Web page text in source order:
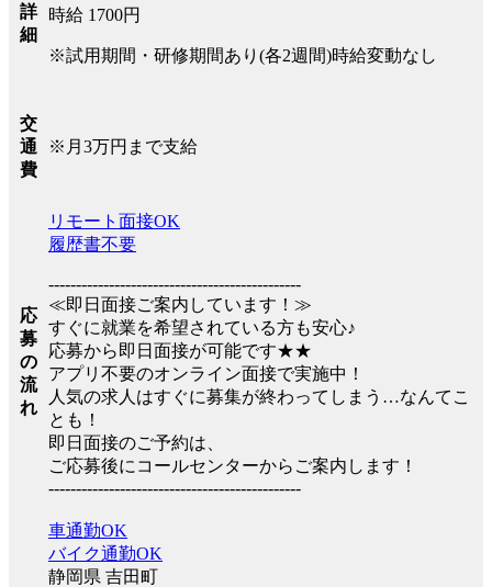
詳
細
時給 1700円
※試用期間・研修期間あり(各2週間)時給変動なし
交
通
費
※月3万円まで支給
応
募
の
流
れ
リモート面接OK
履歴書不要
----------------------------------------------
≪即日面接ご案内しています！≫
すぐに就業を希望されている方も安心♪
応募から即日面接が可能です★★
アプリ不要のオンライン面接で実施中！
人気の求人はすぐに募集が終わってしまう…なんてこ
とも！
即日面接のご予約は、
ご応募後にコールセンターからご案内します！
----------------------------------------------
車通勤OK
バイク通勤OK
静岡県 吉田町